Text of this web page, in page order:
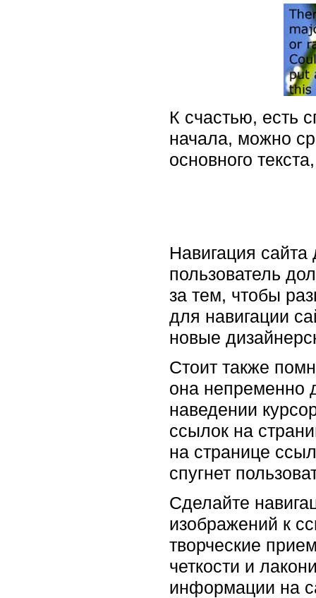
К счастью, есть
начала, можно
основного
Навигация
пользователь
за тем, чтобы
для навигации
новые
Стоит также
она непременно
наведении
ссылок на
на странице
спугнет
Сделайте
изображений к
творческие
четкости и
информации на